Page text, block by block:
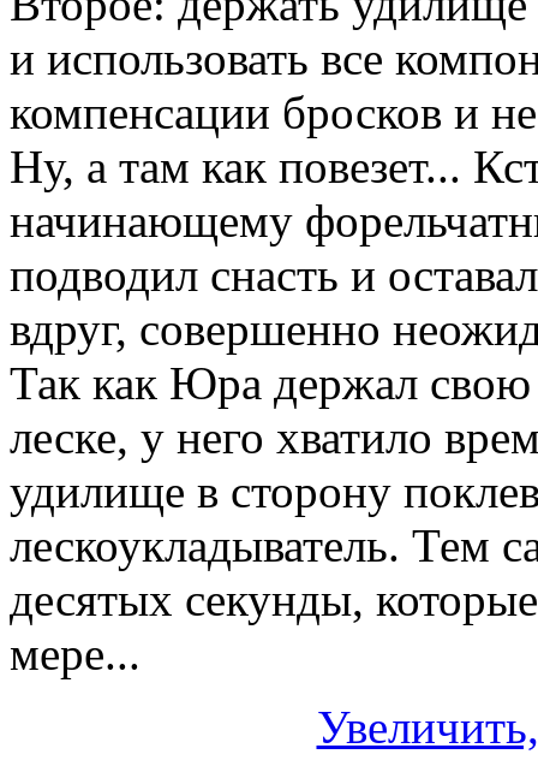
и использовать все
компенсации бросков и
Ну, а там как повезет...
начинающему
подводил снасть и
вдруг, совершенно
Так как Юра держал свою
леске, у него хватило
удилище в сторону
лескоукладыватель. Тем
десятых секунды,
мере...